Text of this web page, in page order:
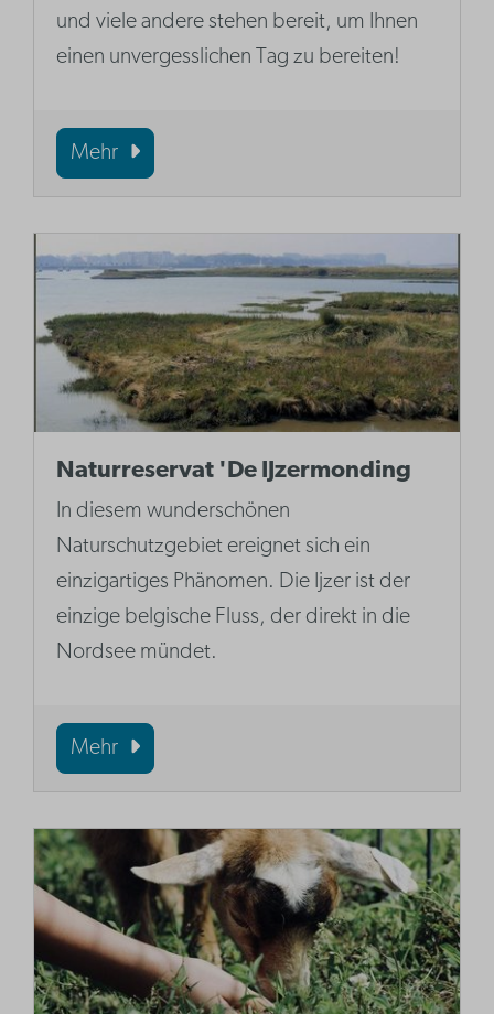
und viele andere stehen bereit, um Ihnen
einen unvergesslichen Tag zu bereiten!
Mehr
Naturreservat 'De IJzermonding
In diesem wunderschönen
Naturschutzgebiet ereignet sich ein
einzigartiges Phänomen. Die Ijzer ist der
einzige belgische Fluss, der direkt in die
Nordsee mündet.
Mehr